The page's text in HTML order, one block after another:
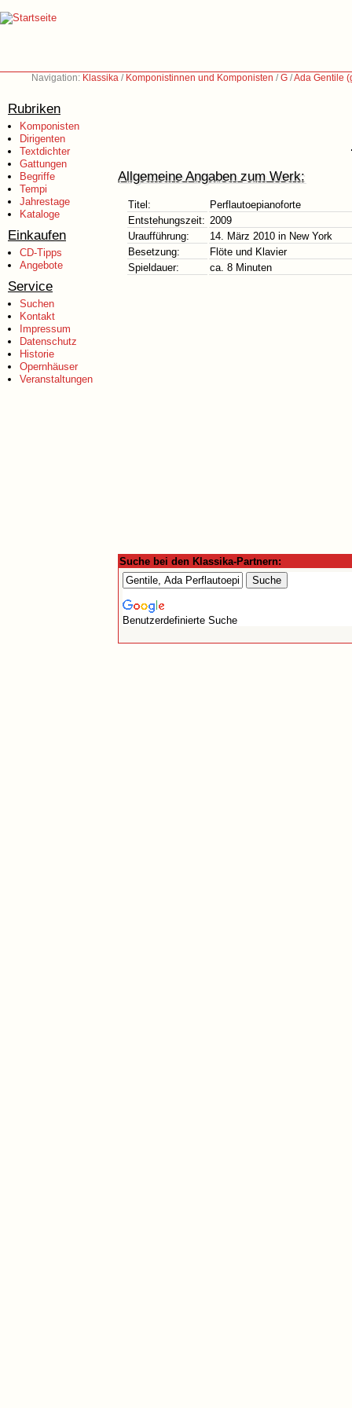
Navigation: Klassika / Komponistinnen und Komponisten /G /Ada Gentile
Rubriken
Komponisten
Dirigenten
Textdichter
Gattungen
Begriffe
Tempi
Jahrestage
Kataloge
Einkaufen
CD-Tipps
Angebote
Service
Suchen
Kontakt
Impressum
Datenschutz
Historie
Opernhäuser
Veranstaltungen
Allgemeine Angaben zum Werk:
Titel:
Perflautoepianoforte
Entstehungszeit: 2009
Uraufführung:
14. März 2010 in New York
Besetzung:
Flöte und Klavier
Spieldauer:
ca. 8 Minuten
Suche bei den Klassika-Partnern:
Benutzerdefinierte Suche